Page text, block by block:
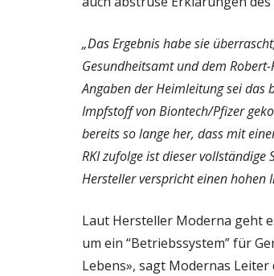
„Das Ergebnis habe sie
Gesundheitsamt und dem
Angaben der Heimleitung sei das
Impfstoff von Biontech/Pfizer
bereits so lange her, dass mit
RKI zufolge ist dieser
Hersteller verspricht einen hohen
Laut Hersteller Moderna geht
um ein “Betriebssystem” für
Lebens», sagt Modernas Leiter